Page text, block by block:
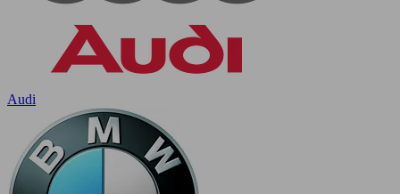
Audi